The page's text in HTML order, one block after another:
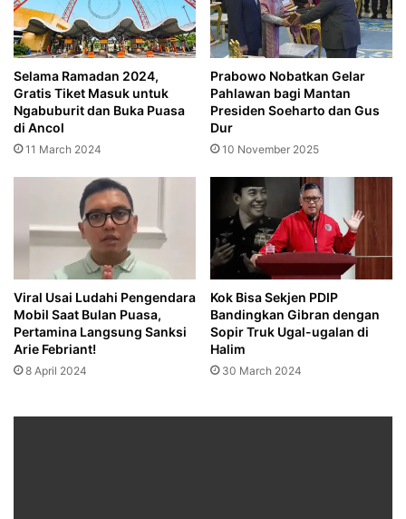
Selama Ramadan 2024,
Gratis Tiket Masuk untuk
Ngabuburit dan Buka Puasa
di Ancol
11 March 2024
Prabowo Nobatkan Gelar
Pahlawan bagi Mantan
Presiden Soeharto dan Gus
Dur
10 November 2025
Viral Usai Ludahi Pengendara
Mobil Saat Bulan Puasa,
Pertamina Langsung Sanksi
Arie Febriant!
8 April 2024
Kok Bisa Sekjen PDIP
Bandingkan Gibran dengan
Sopir Truk Ugal-ugalan di
Halim
30 March 2024